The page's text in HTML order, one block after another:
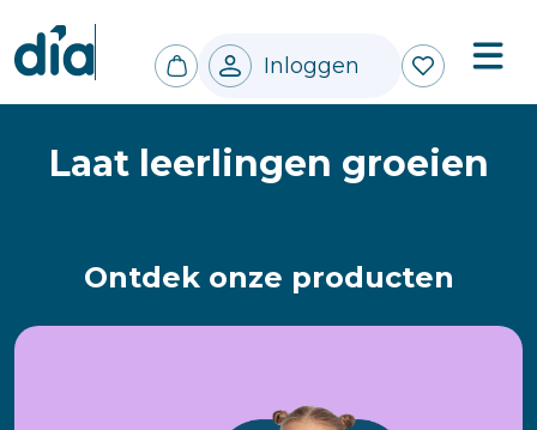
Inloggen
Laat leerlingen groeien
Ontdek onze producten